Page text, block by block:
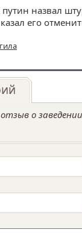
назвал
его
о